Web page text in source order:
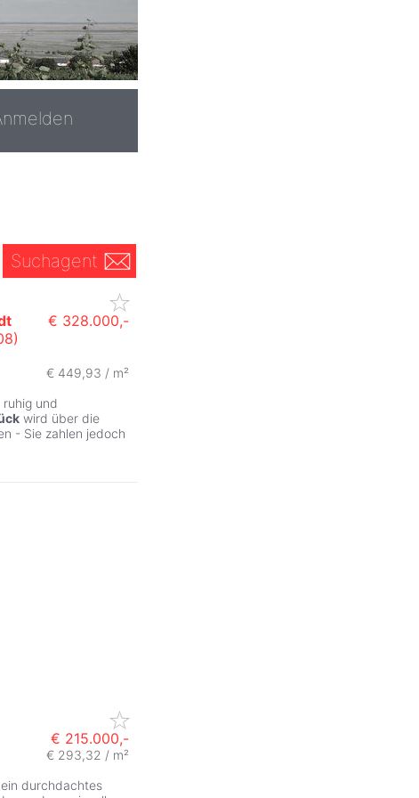
Suchagent
€ 328.000,-
€ 449,93 / m²
und
wird über die
- Sie zahlen jedoch
€ 215.000,-
€ 293,32 / m²
durchdachtes